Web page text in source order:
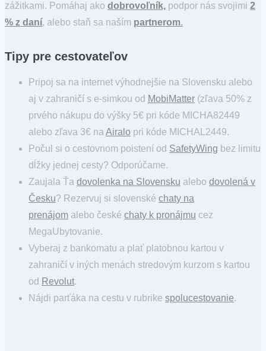
zážitkami. Pomáhaj ako dobrovoľník, podpor nás svojimi 2
% z daní, alebo staň sa naším partnerom.
Tipy pre cestovateľov
Pripoj sa na internet výhodnejšie na Slovensku alebo
aj v zahraničí s e-simkou od MobiMatter (zľava 50% z
prvého nákupu do výšky 5€ pri kóde MICHA82449
alebo zľava 3€ na Airalo pri kóde MICHAL2449.
Počul si o cestovnom poistení od SafetyWing bez limitu
dĺžky jednej cesty? Odporúčame.
Zaujala Ťa dovolenka na Slovensku alebo dovolená v
Česku? Rezervuj si slovenské chaty na
prenájom alebo české chaty k pronájmu cez
MegaUbytovanie.
Vyberaj z bankomatu a plať platobnou kartou v
zahraničí v iných menách stredovým kurzom s kartou
od Revolut.
Nájdi parťáka na cestu v rubrike spolucestovanie.